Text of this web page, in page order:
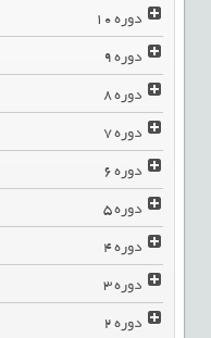
دوره10
دوره9
دوره8
دوره7
دوره6
دوره5
دوره4
دوره3
دوره2